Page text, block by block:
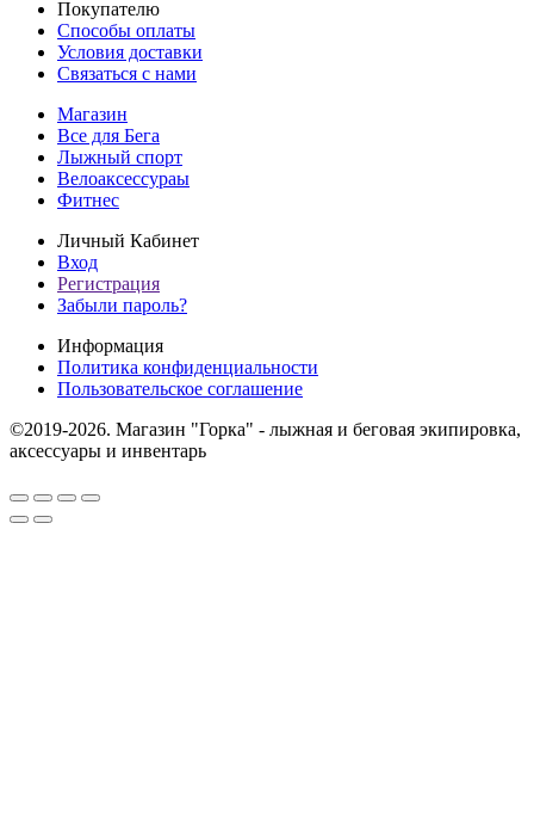
Покупателю
Способы оплаты
Условия доставки
Связаться с нами
Магазин
Все для Бега
Лыжный спорт
Велоаксессураы
Фитнес
Личный Кабинет
Вход
Регистрация
Забыли пароль?
Информация
Политика конфиденциальности
Пользовательское соглашение
©2019-2026. Магазин "Горка" - лыжная и беговая экипировка,
аксессуары и инвентарь